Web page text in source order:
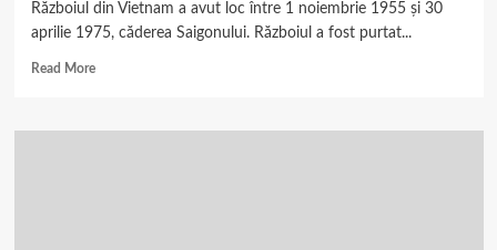
Războiul din Vietnam a avut loc între 1 noiembrie 1955 și 30
aprilie 1975, căderea Saigonului. Războiul a fost purtat...
Read MoreRead
Războiul